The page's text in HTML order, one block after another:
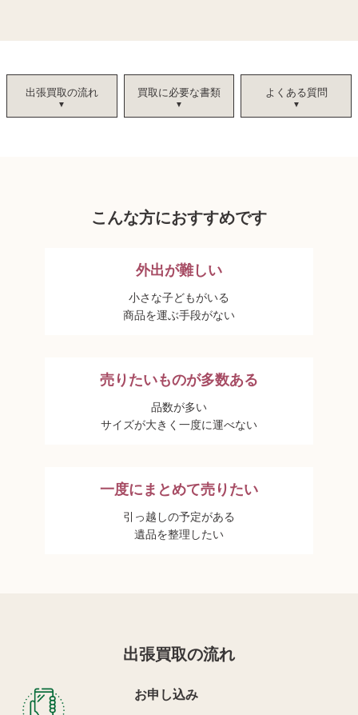
出張買取の流れ 買取に必要な書類 よくある質問
こんな方におすすめです
外出が難しい
小さな子どもがいる
商品を運ぶ手段がない
売りたいものが多数ある
品数が多い
サイズが大きく一度に運べない
一度にまとめて売りたい
引っ越しの予定がある
遺品を整理したい
出張買取の流れ
お申し込み